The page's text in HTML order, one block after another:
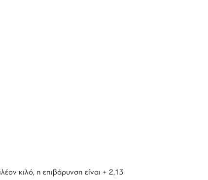
κιλό, η επιβάρυνση είναι + 2,13